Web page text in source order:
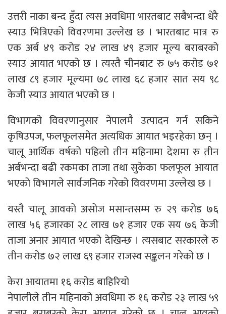
उत्तरी नाका बन्द हुँदा त्यस अवधिमा भारतबाट सबैभन्दा धेरै
स्याउ भित्रिएको विवरणमा उल्लेख छ । भारतबाट मात्र रु
एक अर्ब ४९ करोड २४ लाख ४९ हजार मूल्य बराबरको
स्याउ आयात भएको छ । त्यस्तै चीनबाट रु ७५ करोड ७१
लाख ८९ हजार मूल्यमा ७८ लाख ६८ हजार सात सय ९८
केजी स्याउ आयात भएको छ ।
विभागको विवरणानुसार नेपालमै उत्पादन गर्न सकिने
कृषिउपज, फलफूलसमेत अत्यधिक आयात भइरहेका छन् ।
चालू आर्थिक वर्षको पहिलो तीन महिनामा देशमा रु तीन
अर्बभन्दा बढी रकमका ताजा तथा सुकेका फलफूल आयात
भएको विभागले सार्वजनिक गरेको विवरणमा उल्लेख छ ।
यस्तै चालू आवको असोज मसान्तसम्म रु २९ करोड ७६
लाख ५६ हजारका २८ लाख ७१ हजार एक सय ७६ केजी
ताजा अनार आयात भएको देखिन्छ । त्यसबाट सरकारले रु
तीन करोड ७२ लाख ६९ हजार राजस्व सङ्कलन गरेको छ ।
केरा आयातमा १६ करोड बाहिरियो
नेपालीले तीन महिनाको अवधिमा रु १६ करोड २३ लाख ५९